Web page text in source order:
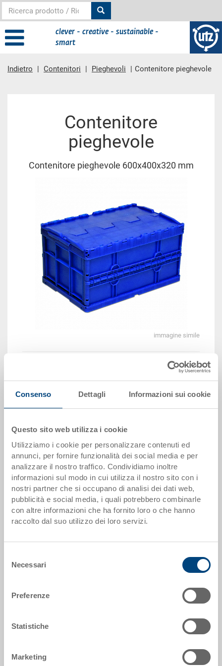
Consenso Dettagli Informazioni sui cookie
Questo sito web utilizza i cookie
Utilizziamo i cookie per personalizzare contenuti ed
annunci, per fornire funzionalità dei social media e per
analizzare il nostro traffico. Condividiamo inoltre
informazioni sul modo in cui utilizza il nostro sito con i
nostri partner che si occupano di analisi dei dati web,
pubblicità e social media, i quali potrebbero combinarle
con altre informazioni che ha fornito loro o che hanno
raccolto dal suo utilizzo dei loro servizi.
delNecessari
Preferenze
Statistiche
Marketing
clever - creative - sustainable -
smart
Indietro Contenitori Pieghevoli Contenitore pieghevole
Contenitore
pieghevole
Contenitore pieghevole 600x400x320 mm
immagine simile
offerta
Dati articolo
Codice
104-6432-11.5010.1256
Dimensioni esterne:
600 x 400 x 320 mm
Colore: